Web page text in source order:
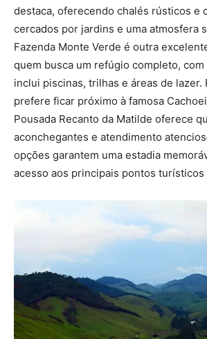
destaca, oferecendo chalés rústicos e
cercados por jardins e uma atmosfera
Fazenda Monte Verde é outra
quem busca um refúgio completo,
inclui piscinas, trilhas e áreas de lazer.
prefere ficar próximo à famosa
Pousada Recanto da Matilde oferece
aconchegantes e atendimento
opções garantem uma estadia
acesso aos principais pontos turísticos